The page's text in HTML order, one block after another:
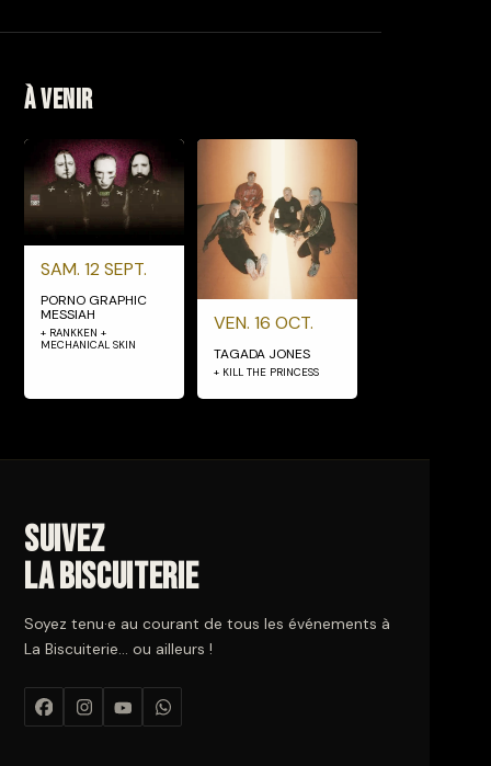
À venir
SAM. 12 SEPT.
PORNO GRAPHIC
MESSIAH
+ RANKKEN +
MECHANICAL SKIN
VEN. 16 OCT.
TAGADA JONES
+ KILL THE PRINCESS
Suivez
La Biscuiterie
Soyez tenu·e au courant de tous les événements à
La Biscuiterie… ou ailleurs !